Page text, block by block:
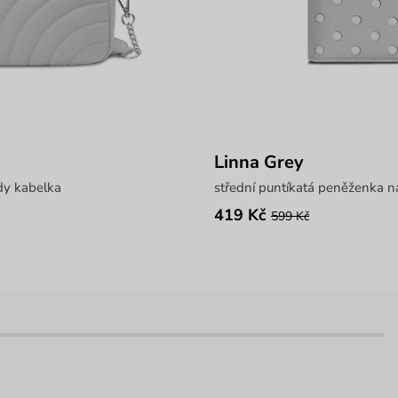
kabelka
Linna Grey
střední puntíkatá peněženka
419 Kč 599 Kč